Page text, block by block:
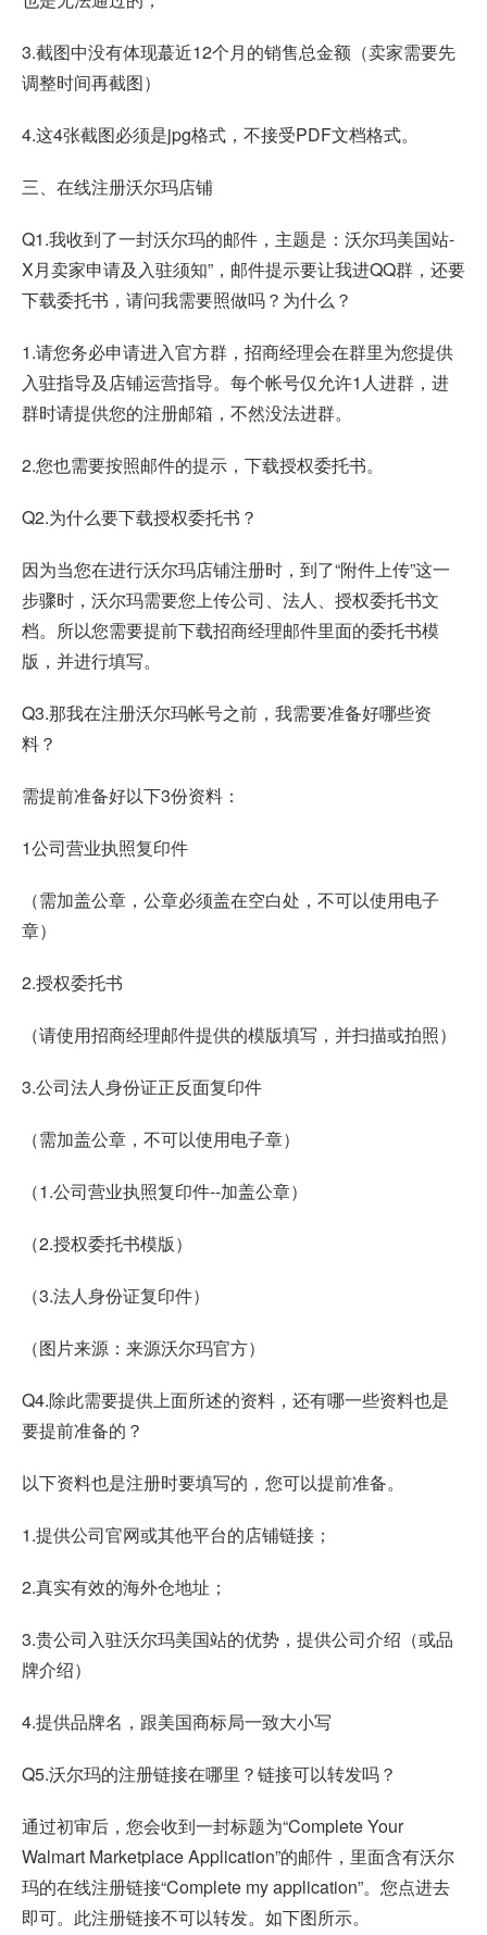
3.截图中没有体现蕞近12个月的销售总金额（卖家需要先
调整时间再截图）
4.这4张截图必须是jpg格式，不接受PDF文档格式。
三、在线注册沃尔玛店铺
Q1.我收到了一封沃尔玛的邮件，主题是：沃尔玛美国站-
X月卖家申请及入驻须知”，邮件提示要让我进QQ群，还要
下载委托书，请问我需要照做吗？为什么？
1.请您务必申请进入官方群，招商经理会在群里为您提供
入驻指导及店铺运营指导。每个帐号仅允许1人进群，进
群时请提供您的注册邮箱，不然没法进群。
2.您也需要按照邮件的提示，下载授权委托书。
Q2.为什么要下载授权委托书？
因为当您在进行沃尔玛店铺注册时，到了“附件上传”这一
步骤时，沃尔玛需要您上传公司、法人、授权委托书文
档。所以您需要提前下载招商经理邮件里面的委托书模
版，并进行填写。
Q3.那我在注册沃尔玛帐号之前，我需要准备好哪些资
料？
需提前准备好以下3份资料：
1公司营业执照复印件
（需加盖公章，公章必须盖在空白处，不可以使用电子
章）
2.授权委托书
（请使用招商经理邮件提供的模版填写，并扫描或拍照）
3.公司法人身份证正反面复印件
（需加盖公章，不可以使用电子章）
（1.公司营业执照复印件--加盖公章）
（2.授权委托书模版）
（3.法人身份证复印件）
（图片来源：来源沃尔玛官方）
Q4.除此需要提供上面所述的资料，还有哪一些资料也是
要提前准备的？
以下资料也是注册时要填写的，您可以提前准备。
1.提供公司官网或其他平台的店铺链接；
2.真实有效的海外仓地址；
3.贵公司入驻沃尔玛美国站的优势，提供公司介绍（或品
牌介绍）
4.提供品牌名，跟美国商标局一致大小写
Q5.沃尔玛的注册链接在哪里？链接可以转发吗？
通过初审后，您会收到一封标题为“Complete Your
Walmart Marketplace Application”的邮件，里面含有沃尔
玛的在线注册链接“Complete my application”。您点进去
即可。此注册链接不可以转发。如下图所示。